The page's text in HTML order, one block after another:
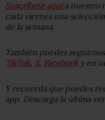
Suscríbete aquía nuestro
cada viernes una
de la semana.
También puedes
TikTok, X, Facebooky en
Y recuerda que puedes
app. Descarga la última